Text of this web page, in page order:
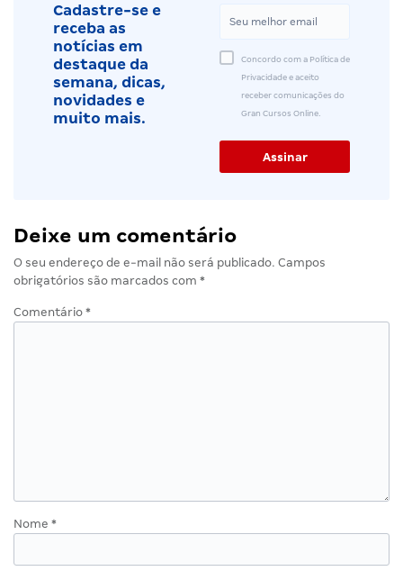
Cadastre-se e
receba as
notícias em
destaque da
semana, dicas,
novidades e
muito mais.
Concordo com a Política de
Privacidade e aceito
receber comunicações do
Gran Cursos Online.
Deixe um comentário
O seu endereço de e-mail não será publicado. Campos
obrigatórios são marcados com *
Comentário *
Nome *